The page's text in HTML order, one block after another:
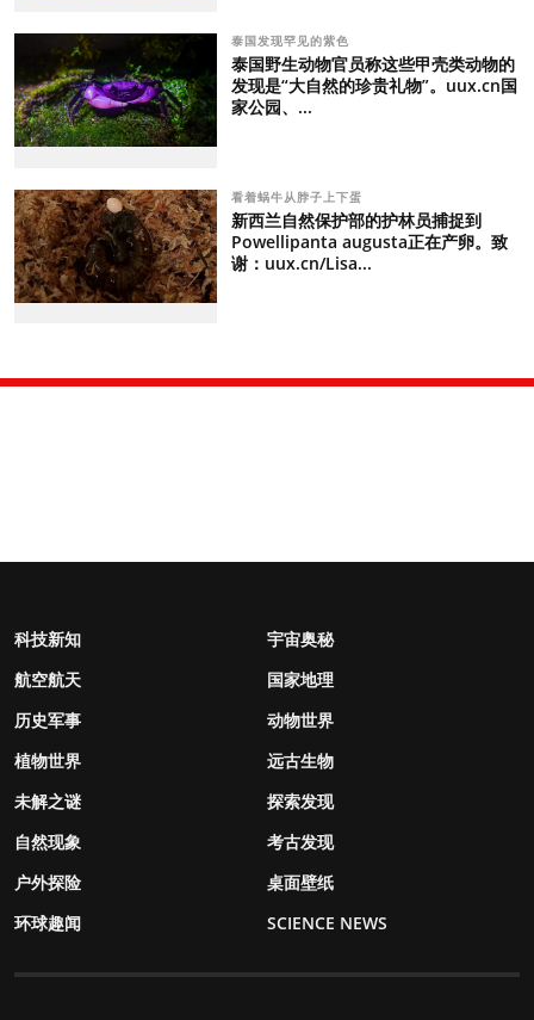
泰国发现罕见的紫色
泰国野生动物官员称这些甲壳类动物的
发现是“大自然的珍贵礼物”。uux.cn国
家公园、...
看着蜗牛从脖子上下蛋
新西兰自然保护部的护林员捕捉到
Powellipanta augusta正在产卵。致
谢：uux.cn/Lisa...
科技新知
宇宙奥秘
航空航天
国家地理
历史军事
动物世界
植物世界
远古生物
未解之谜
探索发现
自然现象
考古发现
户外探险
桌面壁纸
环球趣闻
SCIENCE NEWS